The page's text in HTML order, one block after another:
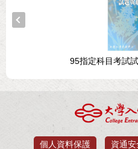
95指定科目考試
個人資料保護 資通